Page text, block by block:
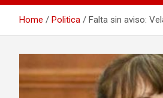
Home Politica Falta sin aviso: